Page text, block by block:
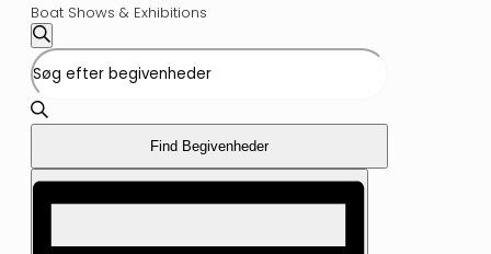
Boat Shows & Exhibitions
Begivenheder
Begivenheder
Søgning
og
visninger
Navigation
Søg
efter
begivenheder
Skriv
nøgleord.
Søg
efter
på
nøgleord.
Find Begivenheder
Begivenhed
Visninger